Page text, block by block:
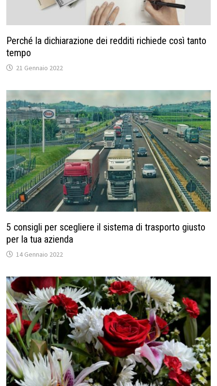
Perché la dichiarazione dei redditi richiede così tanto
tempo
21 Gennaio 2022
5 consigli per scegliere il sistema di trasporto giusto
per la tua azienda
14 Gennaio 2022